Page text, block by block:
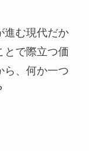
進む現代だか
とで際立つ価
ら、何か一つ